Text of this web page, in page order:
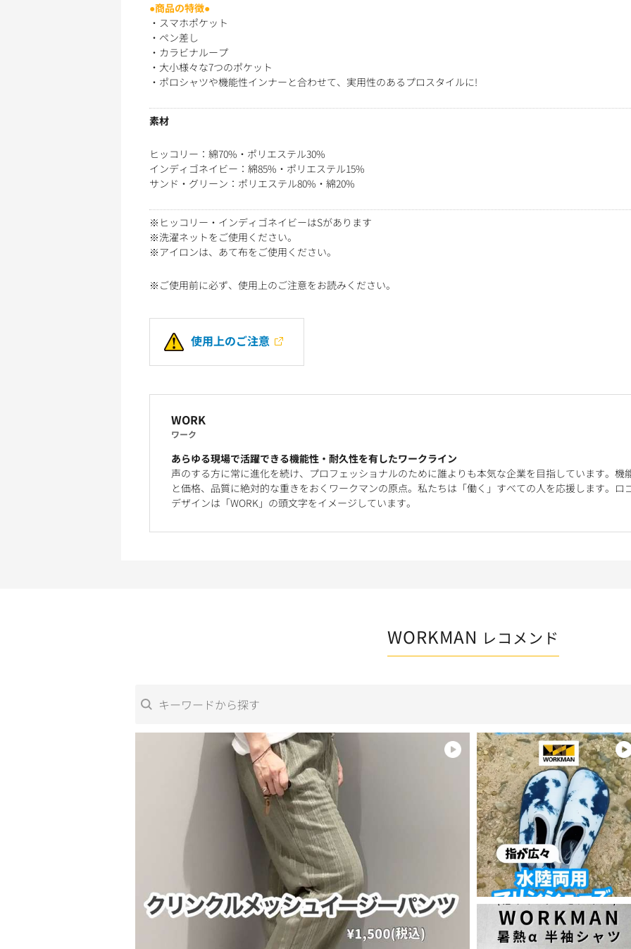
●商品の特徴●
・スマホポケット
・ペン差し
・カラビナループ
・大小様々な7つのポケット
・ポロシャツや機能性インナーと合わせて、実用性のあるプロスタイルに!
素材
ヒッコリー：綿70%・ポリエステル30%
インディゴネイビー：綿85%・ポリエステル15%
サンド・グリーン：ポリエステル80%・綿20%
※ヒッコリー・インディゴネイビーはSがあります
※洗濯ネットをご使用ください。
※アイロンは、あて布をご使用ください。
※ご使用前に必ず、使用上のご注意をお読みください。
使用上のご注意
WORK
ワーク
あらゆる現場で活躍できる機能性・耐久性を有したワークライン
声のする方に常に進化を続け、プロフェッショナルのために誰よりも本気な企業を目指しています。機
と価格、品質に絶対的な重きをおくワークマンの原点。私たちは「働く」すべての人を応援します。ロ
デザインは「WORK」の頭文字をイメージしています。
WORKMAN レコメンド